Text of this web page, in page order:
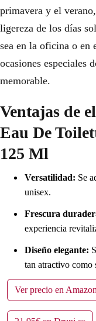
primavera y el
ligereza de los días
sea en la oficina o en
ocasiones especiales
memorable.
Ventajas de
Eau De
125 Ml
Versatilidad: Se
unisex.
Frescura
experiencia
Diseño elegante:
tan atractivo como
Ver precio en